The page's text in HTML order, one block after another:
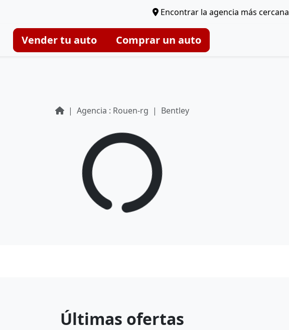
Encontrar la agencia más cercana
Vender tu auto Comprar un auto
Agencia : Rouen-rg Bentley
Últimas ofertas